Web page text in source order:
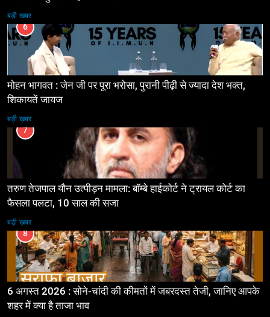
बड़ी ख़बर
6
मोहन भागवत : जेन जी पर पूरा भरोसा, पुरानी पीढ़ी से ज्यादा देश भक्त,
शिकायतें जायज
बड़ी ख़बर
7
तरुण तेजपाल यौन उत्पीड़न मामला: बॉम्बे हाईकोर्ट ने ट्रायल कोर्ट का
फैसला पलटा, 10 साल की सजा
बड़ी ख़बर
8
6 अगस्त 2026 : सोने-चांदी की कीमतों में जबरदस्त तेजी, जानिए आपके
शहर में क्या है ताजा भाव